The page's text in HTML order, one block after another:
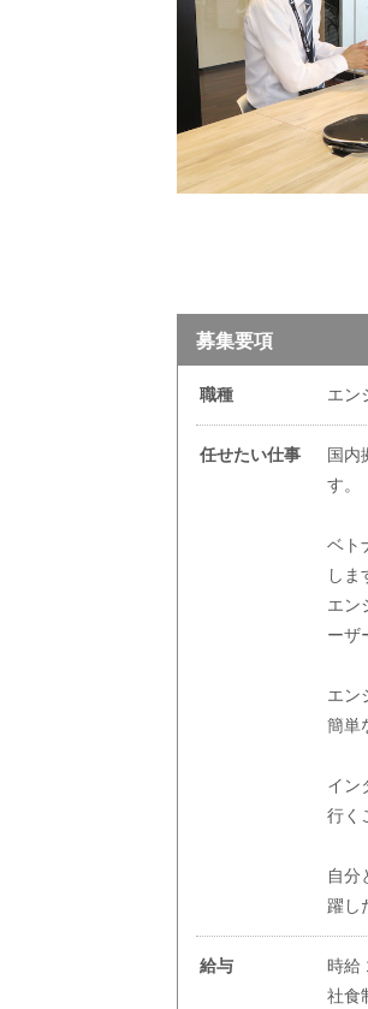
募集要項
職種 エン
任せたい仕事
国内
す。
ベト
しま
エン
ーザ
エン
簡単
イン
行く
自分
躍し
給与
時給
社食